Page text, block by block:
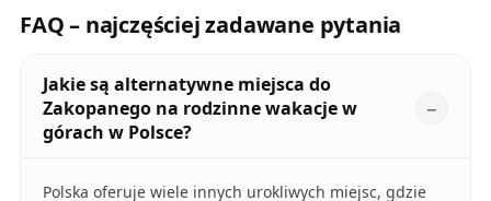
FAQ – najczęściej zadawane pytania
Jakie są alternatywne miejsca do
Zakopanego na rodzinne wakacje w
górach w Polsce?
Polska oferuje wiele innych urokliwych miejsc, gdzie